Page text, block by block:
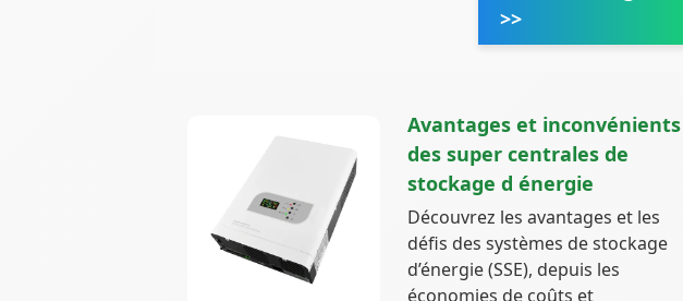
>>
Avantages et inconvénients
des super centrales de
stockage d énergie
Découvrez les avantages et les
défis des systèmes de stockage
d’énergie (SSE), depuis les
économies de coûts et